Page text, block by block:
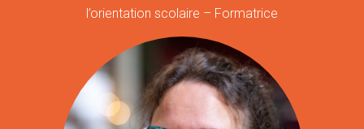
l’orientation scolaire – Formatrice